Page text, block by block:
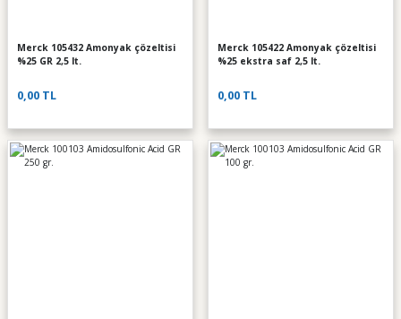
Merck 105432 Amonyak çözeltisi
%25 GR 2,5 lt.
0,00 TL
Merck 105422 Amonyak çözeltisi
%25 ekstra saf 2,5 lt.
0,00 TL